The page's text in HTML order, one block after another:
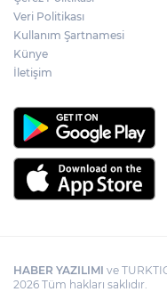
Veri Politikası
Kullanım Şartnamesi
Künye
İletişim
HABER YAZILIMI ve
2026 Tüm hakları saklıdır.